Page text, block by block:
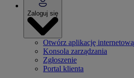
Zaloguj się
Otwórz aplikację internetową
Konsola zarządzania
Zgłoszenie
Portal klienta